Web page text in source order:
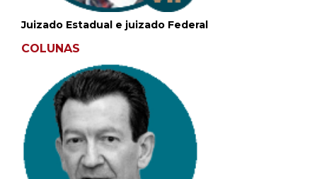
Juizado Estadual e juizado Federal
COLUNAS